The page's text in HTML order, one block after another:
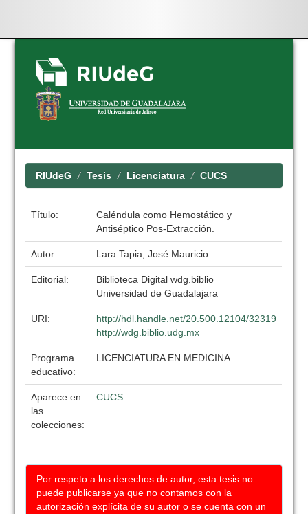
Skip
navigation
RIUdeG Tesis Licenciatura CUCS
Título:
Caléndula como Hemostático y
Antiséptico Pos-Extracción.
Autor: Lara Tapia, José Mauricio
Editorial:
Biblioteca Digital wdg.biblio
Universidad de Guadalajara
URI:
http://hdl.handle.net/20.500.12104/32319
http://wdg.biblio.udg.mx
Programa
educativo:
LICENCIATURA EN MEDICINA
Aparece en
las
colecciones:
CUCS
Por respeto a los derechos de autor, esta tesis no
puede publicarse ya que no contamos con la
autorización explícita de su autor o se cuenta con un